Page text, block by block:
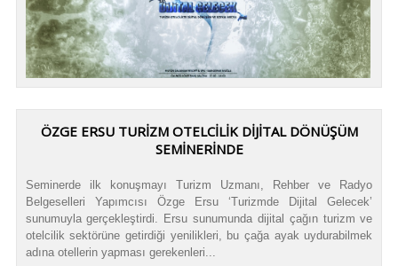
ÖZGE ERSU TURİZM OTELCİLİK DİJİTAL DÖNÜŞÜM
SEMİNERİNDE
Seminerde ilk konuşmayı Turizm Uzmanı, Rehber ve Radyo
Belgeselleri Yapımcısı Özge Ersu ‘Turizmde Dijital Gelecek’
sunumuyla gerçekleştirdi. Ersu sunumunda dijital çağın turizm ve
otelcilik sektörüne getirdiği yenilikleri, bu çağa ayak uydurabilmek
adına otellerin yapması gerekenleri...